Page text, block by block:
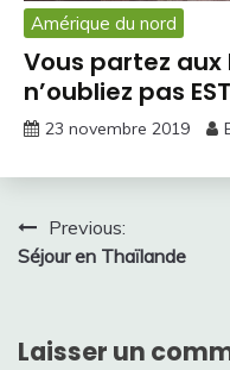
Amérique du nord
Vous partez aux
n’oubliez pas
23 novembre 2019
Navigation
de
Previous:
Séjour en Thaïlande
Laisser un